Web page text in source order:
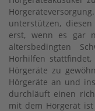
unterstützen,
erst, wenn es gar
altersbedingten
Hörhilfen
Hörgeräte zu
Hörgeräte an und
durchläuft einen
mit dem Hörgerät